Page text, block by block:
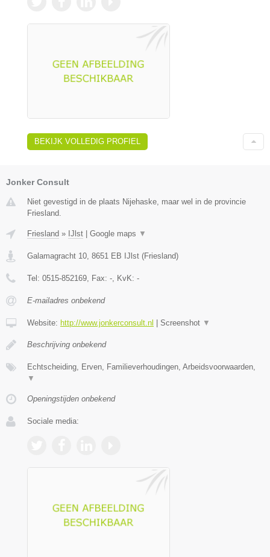
BEKIJK VOLLEDIG PROFIEL
Jonker Consult
Niet gevestigd in de plaats Nijehaske, maar wel in de provincie
Friesland.
Friesland » IJlst Google maps ▼
Galamagracht 10, 8651 EB IJlst (Friesland)
Tel: 0515-852169, Fax: -, KvK: -
E-mailadres onbekend
Website: http://www.jonkerconsult.nl Screenshot ▼
Beschrijving onbekend
Echtscheiding, Erven, Familieverhoudingen, Arbeidsvoorwaarden,
▼
Openingstijden onbekend
Sociale media: